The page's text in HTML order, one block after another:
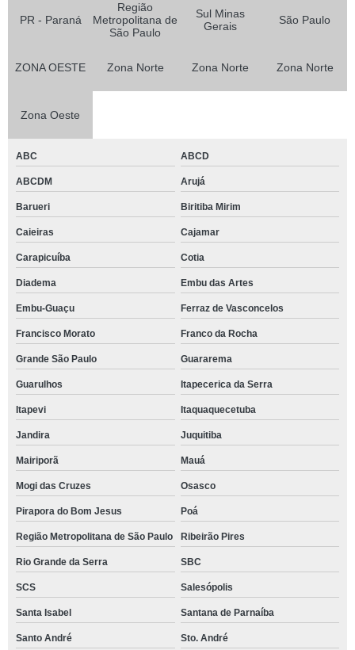
PR - Paraná
Região
Metropolitana de
São Paulo
Sul Minas
Gerais
São Paulo
ZONA OESTE Zona Norte Zona Norte Zona Norte
Zona Oeste
ABC ABCD
ABCDM Arujá
Barueri Biritiba Mirim
Caieiras Cajamar
Carapicuíba Cotia
Diadema Embu das Artes
Embu-Guaçu Ferraz de Vasconcelos
Francisco Morato Franco da Rocha
Grande São Paulo Guararema
Guarulhos Itapecerica da Serra
Itapevi Itaquaquecetuba
Jandira Juquitiba
Mairiporã Mauá
Mogi das Cruzes Osasco
Pirapora do Bom Jesus Poá
Região Metropolitana de São Paulo Ribeirão Pires
Rio Grande da Serra SBC
SCS Salesópolis
Santa Isabel Santana de Parnaíba
Santo André Sto. André